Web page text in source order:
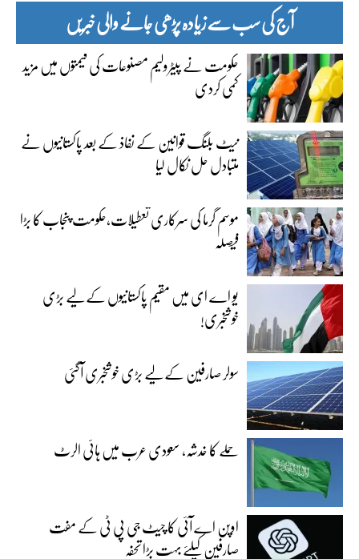
آج کی سب سے زیادہ پڑھی جانے والی خبریں
حکومت نے پیٹرولیم مصنوعات کی قیمتوں میں مزید
کمی کردی
نیٹ بلنگ قوانین کے نفاذ کے بعد پاکستانیوں نے
متبادل حل نکال لیا
موسم گرما کی سرکاری تعطیلات،حکومت پنجاب کا بڑا
فیصلہ
یو اے ای میں مقیم پاکستانیوں کے لیے بڑی
خوشخبری!
سولر صارفین کے لیے بڑی خوشخبری آگئی
حملے کا خدشہ، سعودی عرب میں ہائی الرٹ
اوپن اے آئی کا چیٹ جی پی ٹی کے مفت
صارفین کیلئے بہت بڑا تحفہ